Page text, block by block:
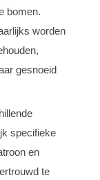
bomen.
worden
gesnoeid
specifieke
en
te